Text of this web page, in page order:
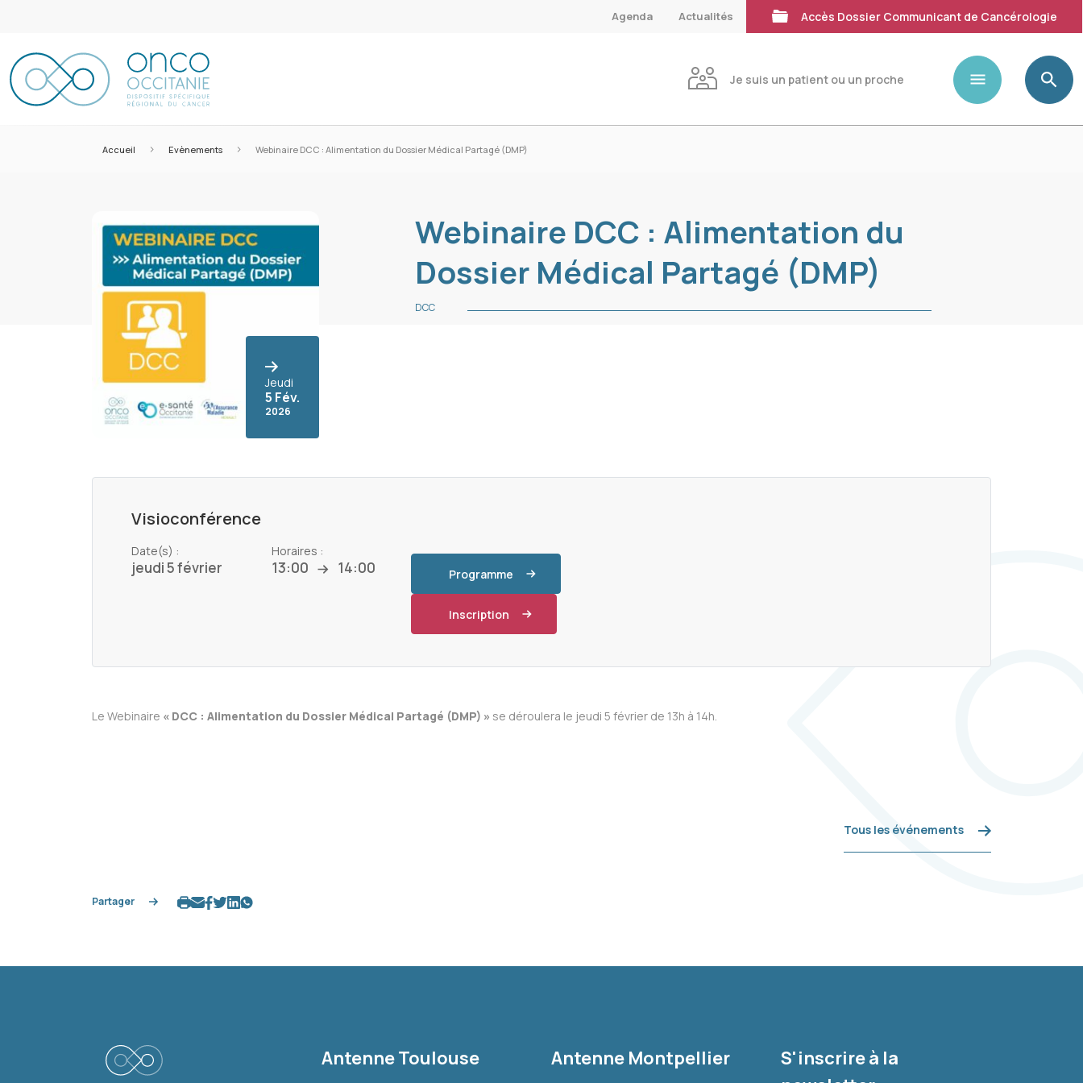
Agenda Actualités Accès Dossier Communicant de Cancérologie
Je suis un patient ou un proche
Accueil > Evènements > Webinaire DCC : Alimentation du Dossier Médical Partagé (DMP)
Jeudi
5 Fév.
2026
Webinaire DCC : Alimentation du
Dossier Médical Partagé (DMP)
DCC
Visioconférence
Date(s) :
jeudi 5 février
Horaires :
13:00 14:00 Programme
Inscription
Le Webinaire « DCC : Alimentation du Dossier Médical Partagé (DMP) » se déroulera le jeudi 5 février de 13h à 14h.
Tous les événements
Partager
Antenne Toulouse Antenne Montpellier
S'inscrire à la